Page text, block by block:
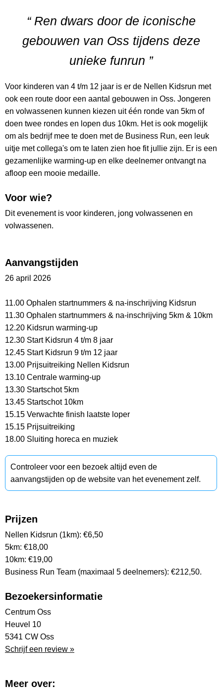
“ Ren dwars door de iconische
gebouwen van Oss tijdens deze
unieke funrun ”
Voor kinderen van 4 t/m 12 jaar is er de Nellen Kidsrun met
ook een route door een aantal gebouwen in Oss. Jongeren
en volwassenen kunnen kiezen uit één ronde van 5km of
doen twee rondes en lopen dus 10km. Het is ook mogelijk
om als bedrijf mee te doen met de Business Run, een leuk
uitje met collega's om te laten zien hoe fit jullie zijn. Er is een
gezamenlijke warming-up en elke deelnemer ontvangt na
afloop een mooie medaille.
Voor wie?
Dit evenement is voor kinderen, jong volwassenen en
volwassenen.
Aanvangstijden
26 april 2026
11.00 Ophalen startnummers & na-inschrijving Kidsrun
11.30 Ophalen startnummers & na-inschrijving 5km & 10km
12.20 Kidsrun warming-up
12.30 Start Kidsrun 4 t/m 8 jaar
12.45 Start Kidsrun 9 t/m 12 jaar
13.00 Prijsuitreiking Nellen Kidsrun
13.10 Centrale warming-up
13.30 Startschot 5km
13.45 Startschot 10km
15.15 Verwachte finish laatste loper
15.15 Prijsuitreiking
18.00 Sluiting horeca en muziek
Controleer voor een bezoek altijd even de
aanvangstijden op de website van het evenement zelf.
Prijzen
Nellen Kidsrun (1km): €6,50
5km: €18,00
10km: €19,00
Business Run Team (maximaal 5 deelnemers): €212,50.
Bezoekersinformatie
Centrum Oss
Heuvel 10
5341 CW Oss
Schrijf een review »
Meer over: